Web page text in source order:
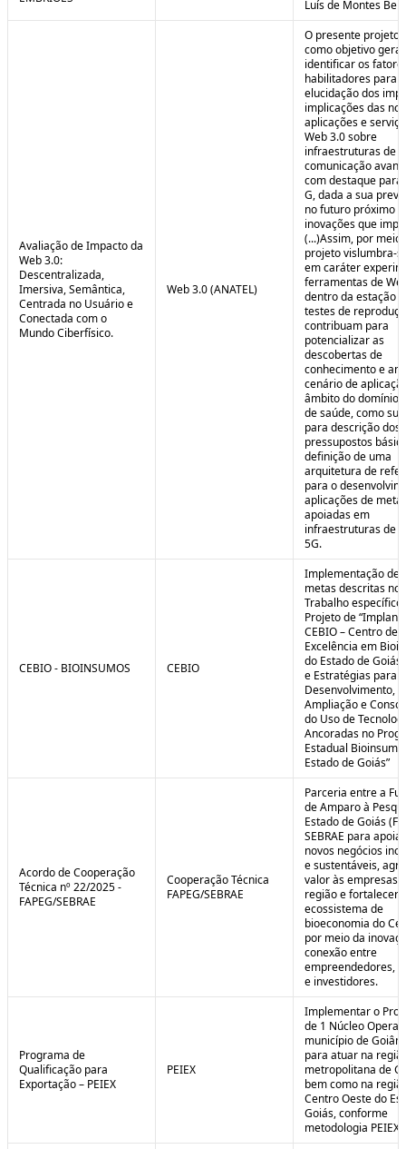
Luís de Montes
Avaliação de Impacto da
Web 3.0:
Descentralizada,
Imersiva, Semântica,
Centrada no Usuário e
Conectada com o
Mundo Ciberfísico.
Web 3.0 (ANATEL)
O presente projeto
como objetivo geral
identificar os
habilitadores para a
elucidação dos
implicações das
aplicações e
Web 3.0 sobre
infraestruturas de
comunicação
com destaque para
G, dada a sua
no futuro próximo
inovações que
(...)Assim, por meio
projeto vislumbra-
em caráter
ferramentas de
dentro da estação
testes de
contribuam para
potencializar as
descobertas de
conhecimento e
cenário de
âmbito do domínio
de saúde, como
para descrição dos
pressupostos
definição de uma
arquitetura de
para o
aplicações de
apoiadas em
infraestruturas de
5G.
CEBIO - BIOINSUMOS CEBIO
Implementação de
metas descritas no
Trabalho específico
Projeto de
CEBIO – Centro de
Excelência em
do Estado de Goiás
e Estratégias para o
Desenvolvimento,
Ampliação e
do Uso de
Ancoradas no
Estadual
Estado de Goiás”
Acordo de Cooperação
Técnica nº 22/2025 -
FAPEG/SEBRAE
Cooperação Técnica
FAPEG/SEBRAE
Parceria entre a
de Amparo à
Estado de Goiás
SEBRAE para
novos negócios
e sustentáveis,
valor às empresas
região e fortalecer
ecossistema de
bioeconomia do
por meio da
conexão entre
empreendedores,
e investidores.
Programa de
Qualificação para
Exportação – PEIEX
PEIEX
Implementar o
de 1 Núcleo
município de
para atuar na
metropolitana de
bem como na
Centro Oeste do
Goiás, conforme
metodologia PEIEX.